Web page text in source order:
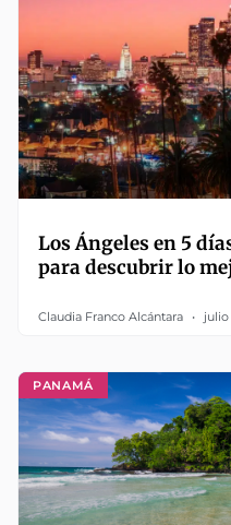
Los Ángeles en 5
para descubrir lo
Claudia Franco Alcántara julio
PANAMÁ